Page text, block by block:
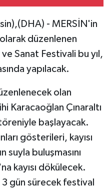
- MERSİN'in
düzenlenen
ve Sanat Festivali bu yıl,
yapılacak.
olan
Karacaoğlan Çınaraltı
töreniyle başlayacak.
gösterileri, kayısı
suyla buluşmasını
kayısı dökülecek.
3 gün sürecek festival